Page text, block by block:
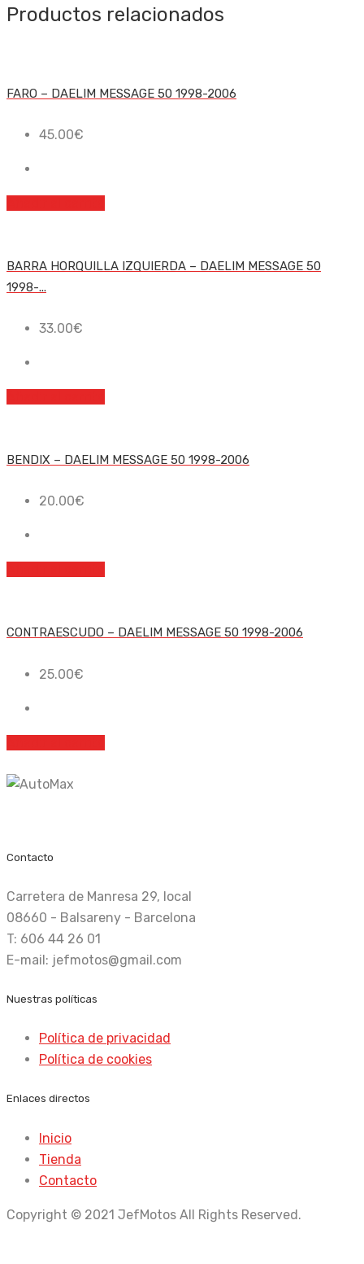
Productos relacionados
FARO – DAELIM MESSAGE 50 1998-2006
45.00€
BARRA HORQUILLA IZQUIERDA – DAELIM MESSAGE 50
1998-...
33.00€
BENDIX – DAELIM MESSAGE 50 1998-2006
20.00€
CONTRAESCUDO – DAELIM MESSAGE 50 1998-2006
25.00€
Contacto
Carretera de Manresa 29, local
08660 - Balsareny - Barcelona
T: 606 44 26 01
E-mail: jefmotos@gmail.com
Nuestras políticas
Política de privacidad
Política de cookies
Enlaces directos
Inicio
Tienda
Contacto
Copyright © 2021 JefMotos All Rights Reserved.